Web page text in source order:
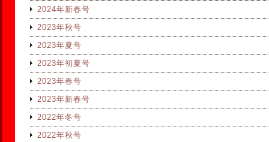
2024年新春号
2023年秋号
2023年夏号
2023年初夏号
2023年春号
2023年新春号
2022年冬号
2022年秋号